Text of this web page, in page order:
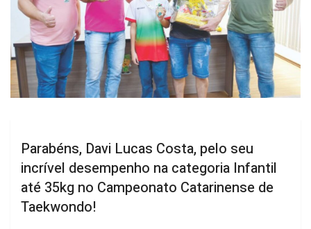
Parabéns, Davi Lucas Costa, pelo seu
incrível desempenho na categoria Infantil
até 35kg no Campeonato Catarinense de
Taekwondo!